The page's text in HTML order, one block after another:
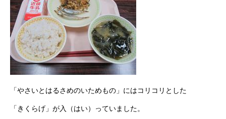
「やさいとはるさめのいためもの」にはコリコリとした
「きくらげ」が入（はい）っていました。